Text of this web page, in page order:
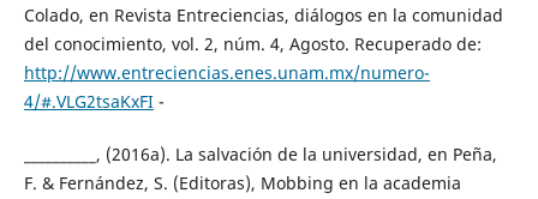
Colado, en Revista Entreciencias, diálogos en la comunidad
del conocimiento, vol. 2, núm. 4, Agosto. Recuperado de:
http://www.entreciencias.enes.unam.mx/numero-
4/#.VLG2tsaKxFI-
__________, (2016a). La salvación de la universidad, en Peña,
F. & Fernández, S. (Editoras), Mobbing en la academia